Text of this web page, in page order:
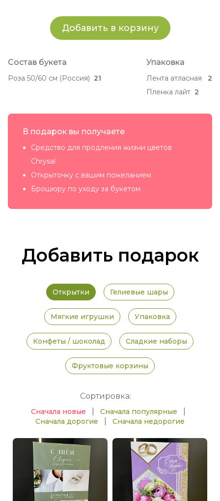
Добавить в корзину
Состав букета
Роза 50/60 см (Россия) 21
Упаковка
Лента атласная
2
Пленка лайт 2
В подарок вы получаете
Средство для продления жизни цветов
Chrysal
Открыточку с вашим пожеланием
Брошюру по уходу за букетом
Добавить подарок
Открытки Гелиевые шары
Мягкие игрушки Упаковка
Конфеты / шоколад Сладкие наборы
Фруктовые корзины
Сортировка:
Сначала новые Сначала популярные
Сначала дорогие Сначала недорогие